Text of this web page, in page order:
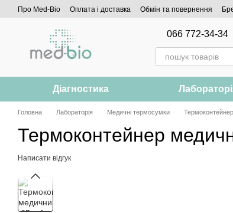
Перейти до основного контенту
Про Med-Bio Оплата і доставка Обмін та повернення
066 772-34-34
Діагностика
Головна Лабораторія Медичні термосумки
Термоконтейнер
Написати відгук